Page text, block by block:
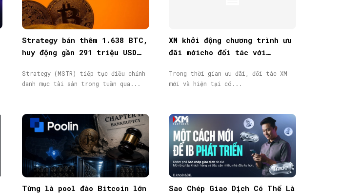
Strategy bán thêm 1.638 BTC,
huy động gần 291 triệu USD
Strategy (MSTR) tiếp tục điều chỉnh
danh mục tài sản trong tuần qua...
XM khởi động chương trình ưu
đãi mớicho đối tác với
40.000$
Trong thời gian ưu đãi, đối tác XM
mới và hiện tại có...
Từng là pool đào Bitcoin lớn Sao Chép Giao Dịch Có Thể Là